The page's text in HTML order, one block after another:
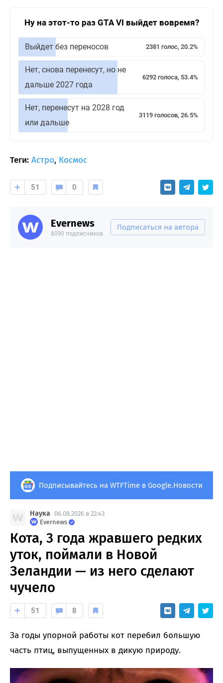
Ну на этот-то раз GTA VI выйдет вовремя?
Выйдет без переносов 2381 голос, 20.2%
Нет, снова перенесут, но не
дальше 2027 года
6292 голоса, 53.4%
Нет, перенесут на 2028 год
или дальше
3119 голосов, 26.5%
Теги: Астро, Космос
51 0
Evernews
8090 подписчиков
Подписаться на автора
Подписывайтесь на WTFTime в Google.Новости
Наука 06.08.2026 в 22:43
Evernews
Кота, 3 года жравшего редких
уток, поймали в Новой
Зеландии — из него сделают
чучело
51 8
За годы упорной работы кот перебил большую
часть птиц, выпущенных в дикую природу.